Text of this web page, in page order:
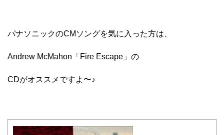
パナソニックのCMソングを気に入った方は、
Andrew McMahon「Fire Escape」の
CDがオススメですよ〜♪